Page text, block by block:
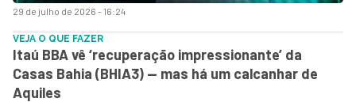
29 de julho de 2026 - 16:24
VEJA O QUE FAZER
Itaú BBA vê ‘recuperação impressionante’ da
Casas Bahia (BHIA3) — mas há um calcanhar de
Aquiles